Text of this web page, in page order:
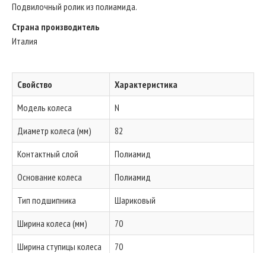
Подвилочный ролик из полиамида.
Страна производитель
Италия
Свойство
Характеристика
Модель колеса
N
Диаметр колеса (мм)
82
Контактный слой
Полиамид
Основание колеса
Полиамид
Тип подшипника
Шариковый
Ширина колеса (мм)
70
Ширина ступицы колеса
70